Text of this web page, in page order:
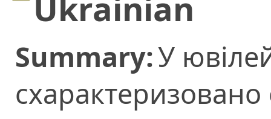
Summary:У